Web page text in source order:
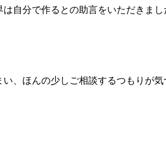
自分で作るとの助言をいただきまし
、ほんの少しご相談するつもりが